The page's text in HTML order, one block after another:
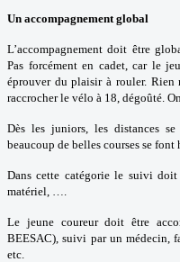
Un accompagnement global
L’accompagnement doit être
Pas forcément en cadet, car le
éprouver du plaisir à rouler.
raccrocher le vélo à 18, dégoûté.
Dès les juniors, les distances
beaucoup de belles courses se
Dans cette catégorie le suivi
matériel, ….
Le jeune coureur doit être
BEESAC), suivi par un médecin,
etc.